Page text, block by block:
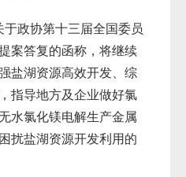
于政协第十三届全国委员
案答复的函称，将继续
盐湖资源高效开发、综
指导地方及企业做好氯
水氯化镁电解生产金属
扰盐湖资源开发利用的